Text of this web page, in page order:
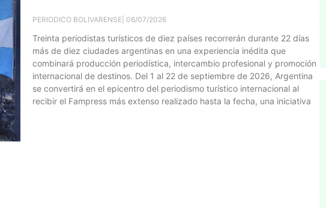
PERIODICO BOLIVARENSE 06/07/2026
Treinta periodistas turísticos de diez países recorrerán durante 22 días
más de diez ciudades argentinas en una experiencia inédita que
combinará producción periodística, intercambio profesional y promoción
internacional de destinos. Del 1 al 22 de septiembre de 2026, Argentina
se convertirá en el epicentro del periodismo turístico internacional al
recibir el Fampress más extenso realizado hasta la fecha, una iniciativa